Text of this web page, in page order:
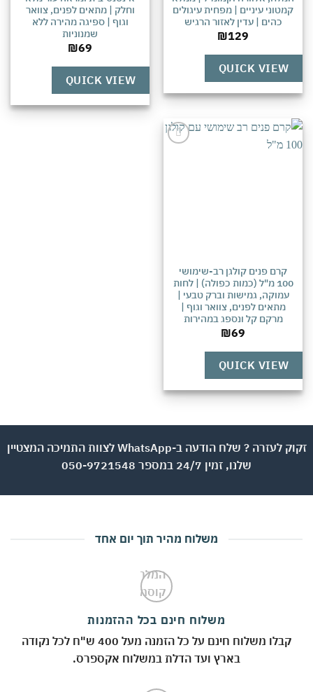
עיניים | מפחית עיגולים
כהים | עדין לאזור הרגיש
₪
QUICK VIEW
וחלק | מתאים לפנים, צוואר
וגוף | ספיגה מהירה ללא
שמנוניות
₪
QUICK VIEW
קרם פנים קולגן רב-שימושי
100 מ"ל (כמות כפולה) | לחות
עמוקה, גמישות וברק טבעי |
מתאים לפנים, צוואר וגוף |
מרקם קל ונספג במהירות
₪
QUICK VIEW
זקוק לעזרה ? שלח הודעה ב-WhatsApp לצוות התמיכה המצטיין
שלנו, זמין 24/7 במספר 050-9721548
משלוח מהיר תוך יום אחד
משלוח חינם בכל ההזמנות
קבלו משלוח חינם על כל הזמנה מעל 400 ש"ח לכל נקודה
בארץ ועד הדלת במשלוח אקספרס.